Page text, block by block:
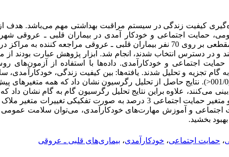
کیفیت زندگی در سیستم مراقبت بهداشتی مهم می‌باشد. هدف
حمایت اجتماعی و خودکار آمدی در بیماران قلبی ـ عروقی
مطالعه توصیفی ـ تحلیلی و مقطعی بر روی 70 نفر بیماران قلبی‌ ـ عروقی مراجعه
و در دسترس انتخاب شدند، انجام شد. ابزار پژوهش عبارت بودند
اجتماعی و خودکارآمدی. داده‌ها با استفاده از
گام تجزیه و تحلیل شدند. یافته‌ها: بین کیفیت زندگی،
متغیر خودکارآمدی 4 درصد و متغیر حمایت اجتماعی 3 درصد به صورت
و آموزش مهارت‌های خودکارآمدی، می‌توان سلامت عمومی‌ و
بخشید.
، حمایت اجتماعی، خودکارآمدی، بیماری‌های قلبی ـ عروقی